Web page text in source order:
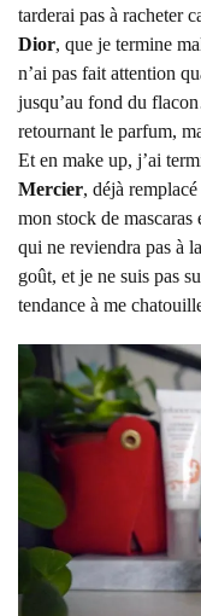
tarderai pas à racheter
Dior, que je termine
n’ai pas fait attention
jusqu’au fond du
retournant le parfum,
Et en make up, j’ai
Mercier, déjà
mon stock de
qui ne reviendra pas à
goût, et je ne suis pas
tendance à me